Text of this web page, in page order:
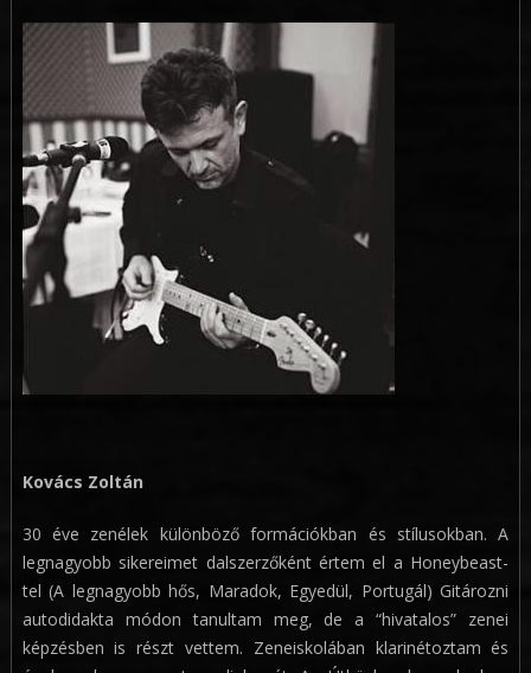
Kovács Zoltán
30 éve zenélek különböző formációkban és stílusokban. A
legnagyobb sikereimet dalszerzőként értem el a Honeybeast-
tel (A legnagyobb hős, Maradok, Egyedül, Portugál) Gitározni
autodidakta módon tanultam meg, de a “hivatalos” zenei
képzésben is részt vettem. Zeneiskolában klarinétoztam és